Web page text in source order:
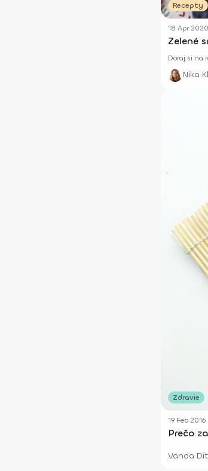
Recepty
18 Apr 2020
Zelené
Doraj si na
Nika
Zdravie
19 Feb 2016
Prečo
Vanda